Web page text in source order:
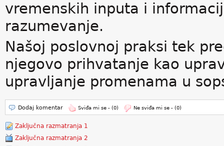
vremenskih inputa i
razumevanje.
Našoj poslovnoj praksi tek
njegovo prihvatanje kao
upravljanje promenama u
Dodaj komentar Sviđa mi se - (0) Ne sviđa mi se - (0)
Zaključna razmatranja 1
Zaključna razmatranja 2